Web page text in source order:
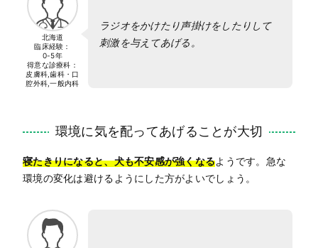
北海道
臨床経験：
0-5年
得意な診療科：
皮膚科,歯科・口
腔外科,一般内科
ラジオをかけたり声掛けをしたりして
刺激を与えてあげる。
環境に気を配ってあげることが大切
寝たきりになると、犬も不安感が強くなるようです。急な
環境の変化は避けるようにした方がよいでしょう。